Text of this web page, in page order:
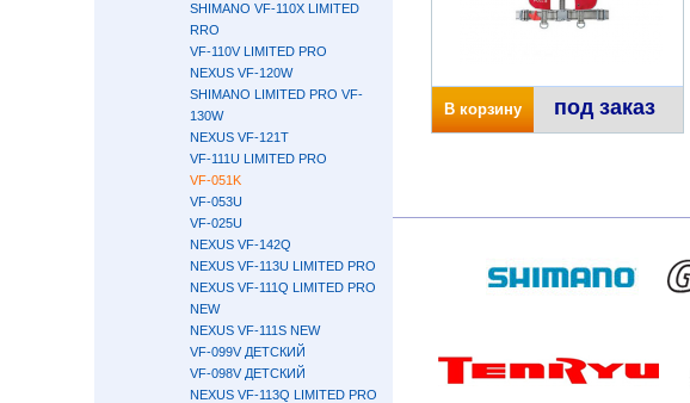
SHIMANO VF-110X LIMITED
RRO
VF-110V LIMITED PRO
NEXUS VF-120W
SHIMANO LIMITED PRO VF-
130W
NEXUS VF-121T
VF-111U LIMITED PRO
VF-051K
VF-053U
VF-025U
NEXUS VF-142Q
NEXUS VF-113U LIMITED PRO
NEXUS VF-111Q LIMITED PRO
NEW
NEXUS VF-111S NEW
VF-099V ДЕТСКИЙ
VF-098V ДЕТСКИЙ
NEXUS VF-113Q LIMITED PRO
В корзину под заказ